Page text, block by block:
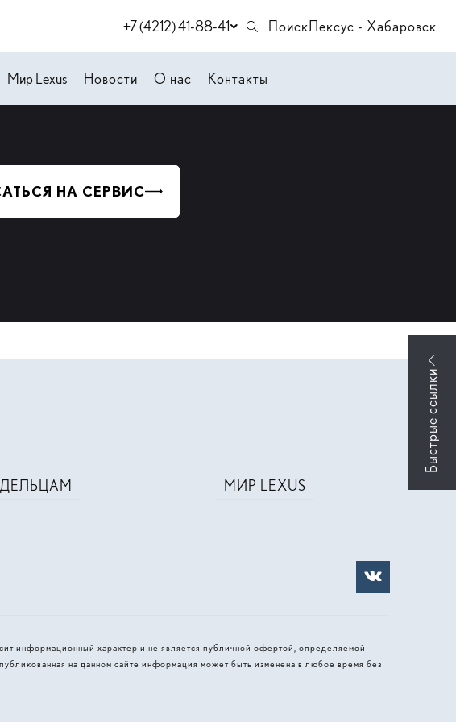
+7 (4212) 41-88-41 ПоискЛексус - Хабаровск
Мир Lexus Новости О нас Контакты
НА СЕРВИС
МИР LEXUS
информационный характер и не является публичной офертой, определяемой
на данном сайте информация может быть изменена в любое время без